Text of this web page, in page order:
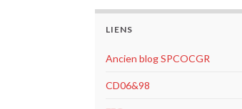
LIENS
Ancien blog SPCOCGR
CD06&98